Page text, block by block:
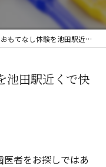
し体験を池田駅近くで快適に受けるための選び方
池田駅近くで快
者をお探しではあ